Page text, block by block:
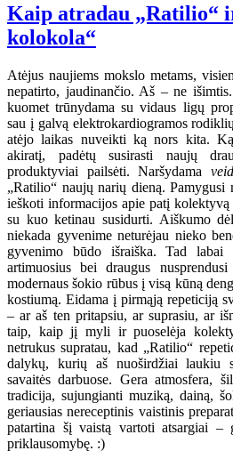
Kaip atradau „Ratilio“
kolokola“
Atėjus naujiems mokslo metams,
nepatirto, jaudinančio. Aš – ne
kuomet trūnydama su vidaus ligų
sau į galvą elektrokardiogramos
atėjo laikas nuveikti ką nors kita.
akiratį, padėtų susirasti naujų
produktyviai pailsėti. Naršydama
„Ratilio“ naujų narių dieną. Pamygusi
ieškoti informacijos apie patį
su kuo ketinau susidurti. Aiškumo
niekada gyvenime neturėjau nieko
gyvenimo būdo išraiška. Tad labai
artimuosius bei draugus
modernaus šokio rūbus į visą kūną
kostiumą. Eidama į pirmąją repeticiją
– ar aš ten pritapsiu, ar suprasiu, ar
taip, kaip jį myli ir puoselėja
netrukus supratau, kad „Ratilio“
dalykų, kurių aš nuoširdžiai laukiu
savaitės darbuose. Gera atmosfera,
tradicija, sujungianti muziką, dainą,
geriausias nereceptinis vaistinis
patartina šį vaistą vartoti atsargiai –
priklausomybę. :)